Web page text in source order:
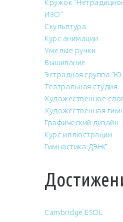
Кружок
ИЗО"
Скульптура
Курс анимации
Умелые ручки
Вышивание
Эстрадная группа
Театральная студия
Художественное
Художественная
Графический дизайн
Курс иллюстрации
Гимнастика ДЭНС
Cambridge ESOL